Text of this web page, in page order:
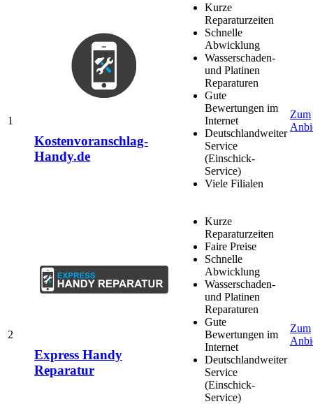
1
Kostenvoranschlag-
Handy.de
Kurze
Reparaturzeiten
Schnelle
Abwicklung
Wasserschaden-
und Platinen
Reparaturen
Gute
Bewertungen im
Internet
Deutschlandweiter
Service
(Einschick-
Service)
Viele Filialen
Zum
2
Express Handy
Reparatur
Kurze
Reparaturzeiten
Faire Preise
Schnelle
Abwicklung
Wasserschaden-
und Platinen
Reparaturen
Gute
Bewertungen im
Internet
Deutschlandweiter
Service
(Einschick-
Service)
Zum